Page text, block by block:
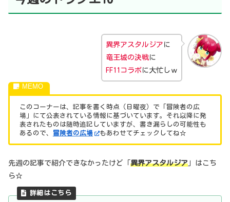
異界アスタルジア に
竜王城の決戦に
FF11コラボに大忙しｗ
このコーナーは、記事を書く時点（日曜夜）で「冒険者の広
場」にて公表されている情報に基づいています。それ以降に発
表されたものは随時追記していますが、書き漏らしの可能性も
あるので、 冒険者の広場 もあわせてチェックしてね☆
先週の記事で紹介できなかったけど「 異界アスタルジア 」はこち
ら☆